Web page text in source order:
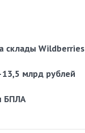
склады Wildberries
млрд рублей
БПЛА